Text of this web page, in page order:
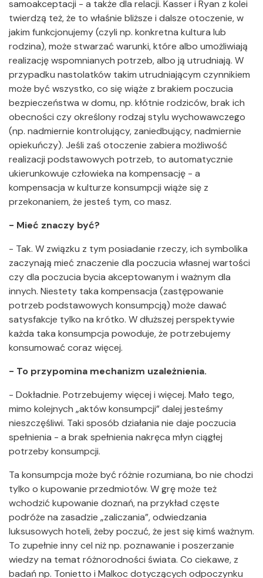
samoakceptacji - a także dla relacji. Kasser i Ryan z kolei
twierdzą też, że to właśnie bliższe i dalsze otoczenie, w
jakim funkcjonujemy (czyli np. konkretna kultura lub
rodzina), może stwarzać warunki, które albo umożliwiają
realizację wspomnianych potrzeb, albo ją utrudniają. W
przypadku nastolatków takim utrudniającym czynnikiem
może być wszystko, co się wiąże z brakiem poczucia
bezpieczeństwa w domu, np. kłótnie rodziców, brak ich
obecności czy określony rodzaj stylu wychowawczego
(np. nadmiernie kontrolujący, zaniedbujący, nadmiernie
opiekuńczy). Jeśli zaś otoczenie zabiera możliwość
realizacji podstawowych potrzeb, to automatycznie
ukierunkowuje człowieka na kompensację - a
kompensacja w kulturze konsumpcji wiąże się z
przekonaniem, że jesteś tym, co masz.
- Mieć znaczy być?
- Tak. W związku z tym posiadanie rzeczy, ich symbolika
zaczynają mieć znaczenie dla poczucia własnej wartości
czy dla poczucia bycia akceptowanym i ważnym dla
innych. Niestety taka kompensacja (zastępowanie
potrzeb podstawowych konsumpcją) może dawać
satysfakcje tylko na krótko. W dłuższej perspektywie
każda taka konsumpcja powoduje, że potrzebujemy
konsumować coraz więcej.
- To przypomina mechanizm uzależnienia.
- Dokładnie. Potrzebujemy więcej i więcej. Mało tego,
mimo kolejnych „aktów konsumpcji” dalej jesteśmy
nieszczęśliwi. Taki sposób działania nie daje poczucia
spełnienia - a brak spełnienia nakręca młyn ciągłej
potrzeby konsumpcji.
Ta konsumpcja może być różnie rozumiana, bo nie chodzi
tylko o kupowanie przedmiotów. W grę może też
wchodzić kupowanie doznań, na przykład częste
podróże na zasadzie „zaliczania”, odwiedzania
luksusowych hoteli, żeby poczuć, że jest się kimś ważnym.
To zupełnie inny cel niż np. poznawanie i poszerzanie
wiedzy na temat różnorodności świata. Co ciekawe, z
badań np. Tonietto i Malkoc dotyczących odpoczynku